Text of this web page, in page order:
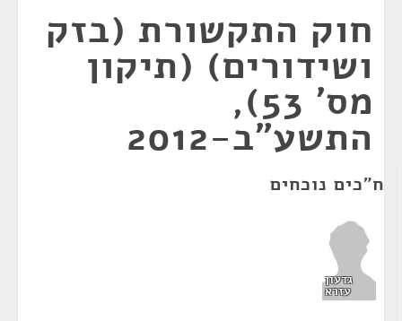
חוק התקשורת (בזק
ושידורים) (תיקון
מס' 53),
התשע"ב-2012
ח"כים נוכחים
גדעון
עזרא